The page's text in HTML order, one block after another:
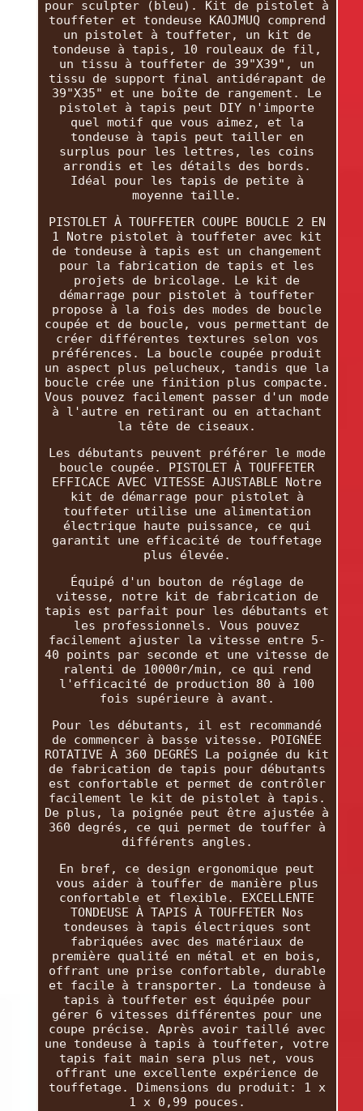
pour sculpter (bleu). Kit de pistolet à
touffeter et tondeuse KAOJMUQ comprend
un pistolet à touffeter, un kit de
tondeuse à tapis, 10 rouleaux de fil,
un tissu à touffeter de 39"X39", un
tissu de support final antidérapant de
39"X35" et une boîte de rangement. Le
pistolet à tapis peut DIY n'importe
quel motif que vous aimez, et la
tondeuse à tapis peut tailler en
surplus pour les lettres, les coins
arrondis et les détails des bords.
Idéal pour les tapis de petite à
moyenne taille.
PISTOLET À TOUFFETER COUPE BOUCLE 2 EN
1 Notre pistolet à touffeter avec kit
de tondeuse à tapis est un changement
pour la fabrication de tapis et les
projets de bricolage. Le kit de
démarrage pour pistolet à touffeter
propose à la fois des modes de boucle
coupée et de boucle, vous permettant de
créer différentes textures selon vos
préférences. La boucle coupée produit
un aspect plus pelucheux, tandis que la
boucle crée une finition plus compacte.
Vous pouvez facilement passer d'un mode
à l'autre en retirant ou en attachant
la tête de ciseaux.
Les débutants peuvent préférer le mode
boucle coupée. PISTOLET À TOUFFETER
EFFICACE AVEC VITESSE AJUSTABLE Notre
kit de démarrage pour pistolet à
touffeter utilise une alimentation
électrique haute puissance, ce qui
garantit une efficacité de touffetage
plus élevée.
Équipé d'un bouton de réglage de
vitesse, notre kit de fabrication de
tapis est parfait pour les débutants et
les professionnels. Vous pouvez
facilement ajuster la vitesse entre 5-
40 points par seconde et une vitesse de
ralenti de 10000r/min, ce qui rend
l'efficacité de production 80 à 100
fois supérieure à avant.
Pour les débutants, il est recommandé
de commencer à basse vitesse. POIGNÉE
ROTATIVE À 360 DEGRÉS La poignée du kit
de fabrication de tapis pour débutants
est confortable et permet de contrôler
facilement le kit de pistolet à tapis.
De plus, la poignée peut être ajustée à
360 degrés, ce qui permet de touffer à
différents angles.
En bref, ce design ergonomique peut
vous aider à touffer de manière plus
confortable et flexible. EXCELLENTE
TONDEUSE À TAPIS À TOUFFETER Nos
tondeuses à tapis électriques sont
fabriquées avec des matériaux de
première qualité en métal et en bois,
offrant une prise confortable, durable
et facile à transporter. La tondeuse à
tapis à touffeter est équipée pour
gérer 6 vitesses différentes pour une
coupe précise. Après avoir taillé avec
une tondeuse à tapis à touffeter, votre
tapis fait main sera plus net, vous
offrant une excellente expérience de
touffetage. Dimensions du produit: 1 x
1 x 0,99 pouces.